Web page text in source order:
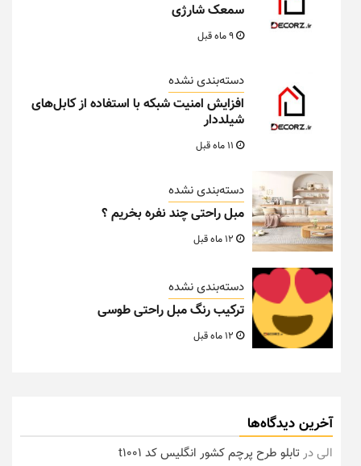
سمعک شارژی
دسته‌بندی نشده
افزایش امنیت شبکه با استفاده از کابل‌های
شیلددار
دسته‌بندی نشده
مبل راحتی چند نفره بخریم ؟
دسته‌بندی نشده
ترکیب رنگ مبل راحتی طوسی
آخرین دیدگاه‌ها
الیدرتابلو طرح پرچم کشور انگلیس کد t1001